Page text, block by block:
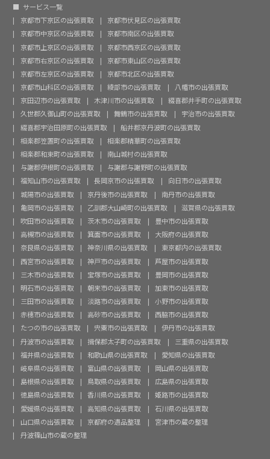
サービス一覧
京都市下京区の出張買取
京都市伏見区の出張買取
京都市中京区の出張買取
京都市南区の出張買取
京都市上京区の出張買取
京都市西京区の出張買取
京都市右京区の出張買取
京都市東山区の出張買取
京都市左京区の出張買取
京都市北区の出張買取
京都市山科区の出張買取
綾部市の出張買取
八幡市の出張買取
京田辺市の出張買取
木津川市の出張買取
綴喜郡井手町の出張買取
久世郡久御山町の出張買取
舞鶴市の出張買取
宇治市の出張買取
綴喜郡宇治田原町の出張買取
船井郡京丹波町の出張買取
相楽郡笠置町の出張買取
相楽郡精華町の出張買取
相楽郡和束町の出張買取
南山城村の出張買取
与謝郡伊根町の出張買取
与謝郡与謝野町の出張買取
福知山市の出張買取
長岡京市の出張買取
向日市の出張買取
城陽市の出張買取
京丹後市の出張買取
南丹市の出張買取
亀岡市の出張買取
乙訓郡大山崎町の出張買取
滋賀県の出張買取
吹田市の出張買取
茨木市の出張買取
豊中市の出張買取
高槻市の出張買取
箕面市の出張買取
大阪府の出張買取
奈良県の出張買取
神奈川県の出張買取
東京都内の出張買取
西宮市の出張買取
神戸市の出張買取
芦屋市の出張買取
三木市の出張買取
宝塚市の出張買取
豊岡市の出張買取
明石市の出張買取
朝来市の出張買取
加東市の出張買取
三田市の出張買取
淡路市の出張買取
小野市の出張買取
赤穂市の出張買取
高砂市の出張買取
西脇市の出張買取
たつの市の出張買取
宍粟市の出張買取
伊丹市の出張買取
丹波市の出張買取
揖保郡太子町の出張買取
三重県の出張買取
福井県の出張買取
和歌山県の出張買取
愛知県の出張買取
岐阜県の出張買取
富山県の出張買取
岡山県の出張買取
島根県の出張買取
鳥取県の出張買取
広島県の出張買取
徳島県の出張買取
香川県の出張買取
姫路市の出張買取
愛媛県の出張買取
高知県の出張買取
石川県の出張買取
山口県の出張買取
京都府の遺品整理
宮津市の蔵の整理
丹波篠山市の蔵の整理